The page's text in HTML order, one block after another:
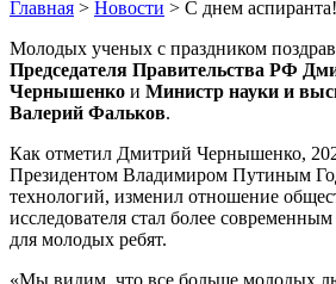
Главная > Новости > С днем аспиранта!
Молодых ученых с праздником
Председателя Правительства РФ
Чернышенко и Министр науки и
Валерий Фальков.
Как отметил Дмитрий Чернышенко,
Президентом Владимиром Путиным
технологий, изменил отношение
исследователя стал более
для молодых ребят.
«Мы видим, что все больше молодых